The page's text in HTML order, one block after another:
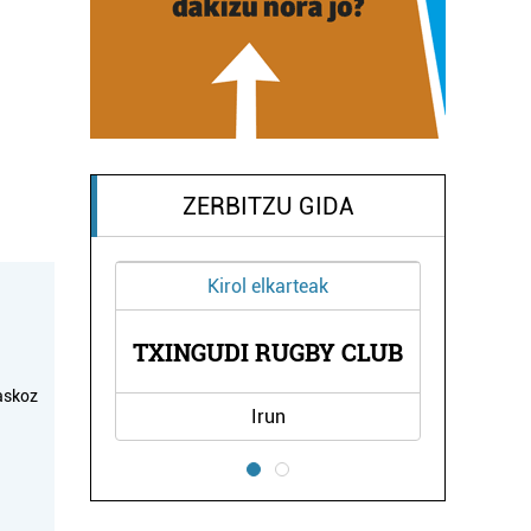
ZERBITZU GIDA
Kirol elkarteak
TXINGUDI RUGBY CLUB
Irun